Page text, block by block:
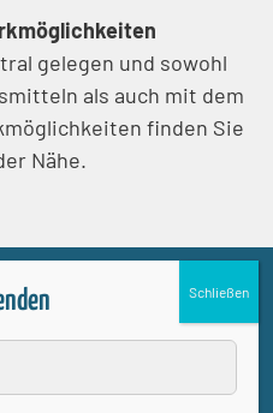
gelegen und sowohl
als auch mit dem
finden Sie
Nähe.